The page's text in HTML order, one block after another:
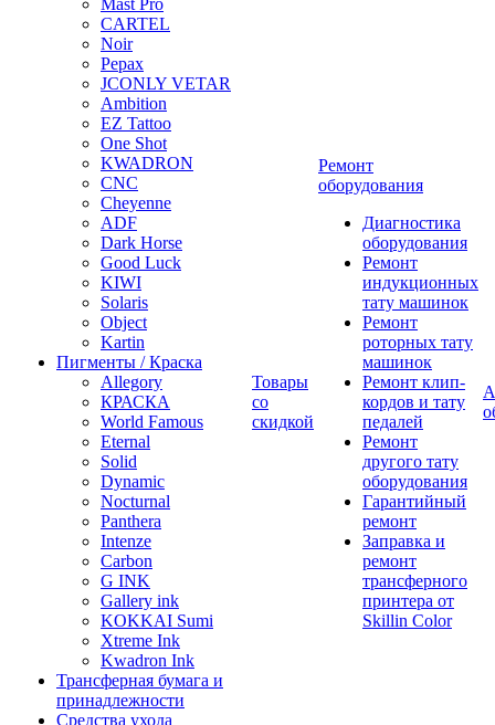
Mast Pro
CARTEL
Noir
Pepax
JCONLY VETAR
Ambition
EZ Tattoo
One Shot
KWADRON
CNC
Cheyenne
ADF
Dark Horse
Good Luck
KIWI
Solaris
Object
Kartin
Пигменты / Краска
Allegory
КРАСКА
World Famous
Eternal
Solid
Dynamic
Nocturnal
Panthera
Intenze
Carbon
G INK
Gallery ink
KOKKAI Sumi
Xtreme Ink
Kwadron Ink
Трансферная бумага и
принадлежности
Средства ухода
Товары
со
скидкой
Ремонт
оборудования
Диагностика
оборудования
Ремонт
индукционных
тату машинок
Ремонт
роторных тату
машинок
Ремонт клип-
кордов и тату
педалей
Ремонт
другого тату
оборудования
Гарантийный
ремонт
Заправка и
ремонт
трансферного
принтера от
Skillin Color